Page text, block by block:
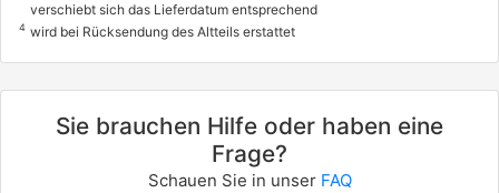
verschiebt sich das Lieferdatum entsprechend
4 wird bei Rücksendung des Altteils erstattet
Sie brauchen Hilfe oder haben eine
Frage?
Schauen Sie in unser FAQ